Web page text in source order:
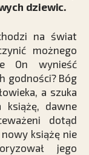
dziewic.
na świat
możnego
On wynieść
godności? Bóg
a szuka
książę, dawne
dotąd
książę nie
jego